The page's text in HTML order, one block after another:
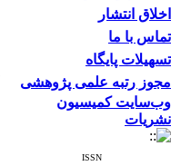
اخلاق انتشار
تماس با ما
تسهیلات پایگاه
مجوز رتبه علمی پژوهشی
وب‌سایت کمیسیون
نشریات
ISSN